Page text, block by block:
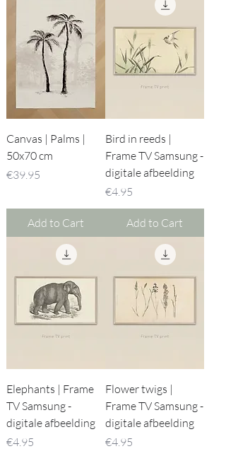
Canvas | Palms |
50x70 cm
Price
€39.95
Add to Cart
Bird in reeds |
Frame TV Samsung -
digitale afbeelding
Price
€4.95
Add to Cart
Elephants | Frame
TV Samsung -
digitale afbeelding
Price
€4.95
Flower twigs |
Frame TV Samsung -
digitale afbeelding
Price
€4.95